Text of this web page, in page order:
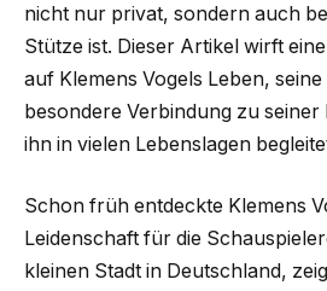
nicht nur privat, sondern auch
Stütze ist. Dieser Artikel wirft
auf Klemens Vogels Leben,
besondere Verbindung zu seiner
ihn in vielen Lebenslagen
Schon früh entdeckte Klemens
Leidenschaft für die
kleinen Stadt in Deutschland,